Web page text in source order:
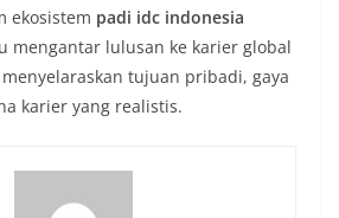
ekosistem padi idc indonesia
mengantar lulusan ke karier global
tujuan pribadi, gaya
karier yang realistis.